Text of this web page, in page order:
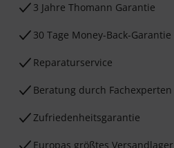
3 Jahre Thomann Garantie
30 Tage Money-Back-Garantie
Reparaturservice
Beratung durch Fachexperten
Zufriedenheitsgarantie
Europas größtes Versandlager